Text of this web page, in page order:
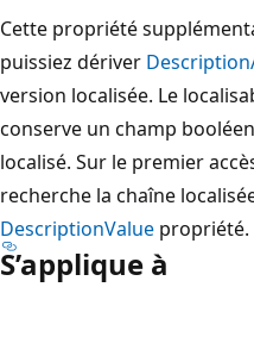
Cette propriété
puissiez dériver
version localisée. Le
conserve un champ
localisé. Sur le premier
recherche la chaîne
DescriptionValue propriété.
S’applique à